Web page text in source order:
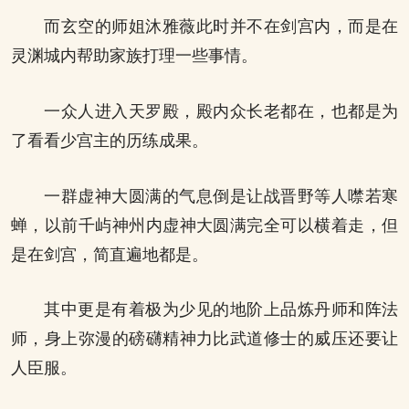
而玄空的师姐沐雅薇此时并不在剑宫内，而是在
灵渊城内帮助家族打理一些事情。
一众人进入天罗殿，殿内众长老都在，也都是为
了看看少宫主的历练成果。
一群虚神大圆满的气息倒是让战晋野等人噤若寒
蝉，以前千屿神州内虚神大圆满完全可以横着走，但
是在剑宫，简直遍地都是。
其中更是有着极为少见的地阶上品炼丹师和阵法
师，身上弥漫的磅礴精神力比武道修士的威压还要让
人臣服。